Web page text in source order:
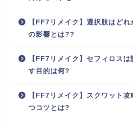
【FF7リメイク】選択肢はど
の影響とは??
【FF7リメイク】セフィロス
す目的は何?
【FF7リメイク】スクワット
つコツとは?